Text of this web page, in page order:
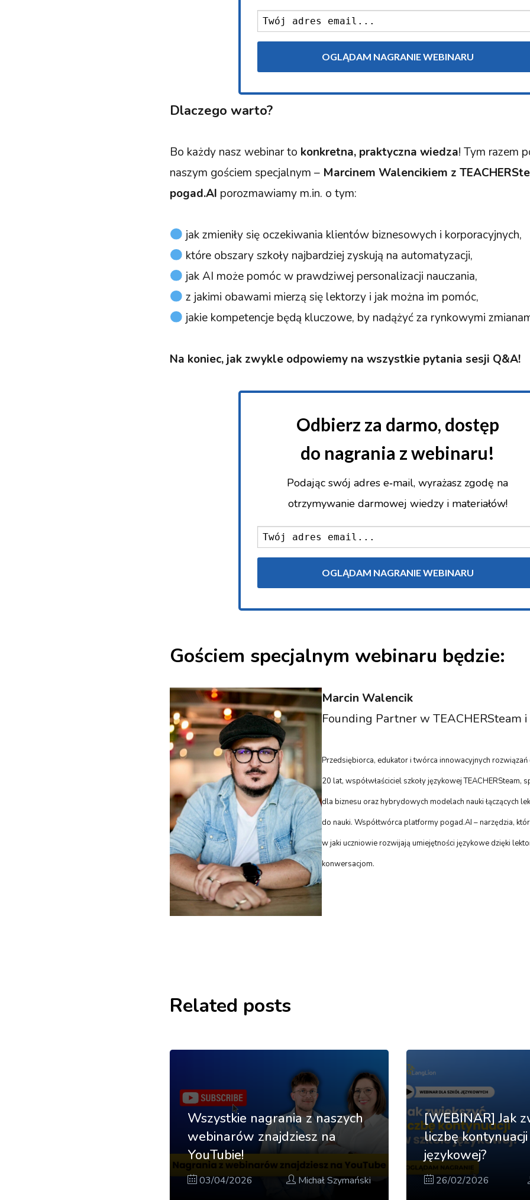
Dlaczego warto?
Bo każdy nasz webinar to konkretna, praktyczna wiedza! Tym razem
naszym gościem specjalnym – Marcinem Walencikiem z
pogad.AI porozmawiamy m.in. o tym:
jak zmieniły się oczekiwania klientów biznesowych i korporacyjnych,
które obszary szkoły najbardziej zyskują na automatyzacji,
jak AI może pomóc w prawdziwej personalizacji nauczania,
z jakimi obawami mierzą się lektorzy i jak można im pomóc,
jakie kompetencje będą kluczowe, by nadążyć za rynkowymi
Na koniec, jak zwykle odpowiemy na wszystkie pytania sesji Q&A!
Odbierz za darmo, dostęp
do nagrania z webinaru!
Podając swój adres e‑mail, wyrażasz zgodę na
otrzymywanie darmowej wiedzy i materiałów!
Gościem specjalnym webinaru będzie:
Marcin Walencik
Founding Partner w TEACHERSteam
Przedsiębiorca, edukator i twórca innowacyjnych rozwiązań
20 lat, współwłaściciel szkoły językowej TEACHERSteam,
dla biznesu oraz hybrydowych modelach nauki łączących
do nauki. Współtwórca platformy pogad.AI – narzędzia,
w jaki uczniowie rozwijają umiejętności językowe dzięki
konwersacjom.
Related posts
Wszystkie nagrania z naszych
webinarów znajdziesz na
YouTubie!
03/04/2026 Michał Szymański
[WEBINAR] Jak
liczbę
językowej?
26/02/2026